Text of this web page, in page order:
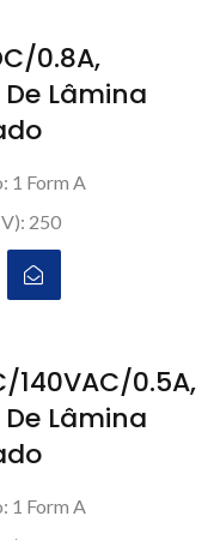
0.8A,
Lâmina
1 Form A
250
140VAC/0.5A,
Lâmina
1 Form A